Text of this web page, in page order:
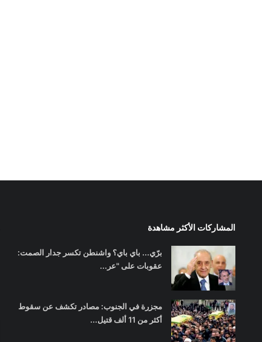
المشاركات الأكثر مشاهدة
برّي... باي باي؟ واشنطن تكسر جدار الصمت:
عقوبات على "عر...
مجزرة في الجنوب: مصادر تكشف عن سقوط
أكثر من 11 ألف قتيل...